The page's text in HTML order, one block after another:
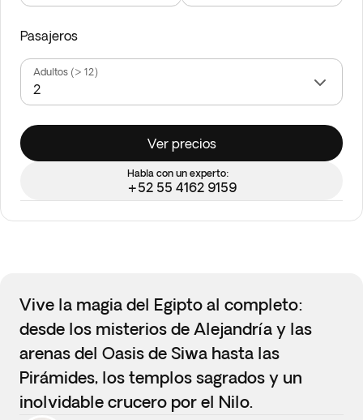
Pasajeros
Adultos (> 12)
Ver precios
Habla con un experto:
+52 55 4162 9159
Vive la magia del Egipto al completo:
desde los misterios de Alejandría y las
arenas del Oasis de Siwa hasta las
Pirámides, los templos sagrados y un
inolvidable crucero por el Nilo.